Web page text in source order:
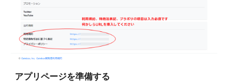
アプリページを準備する